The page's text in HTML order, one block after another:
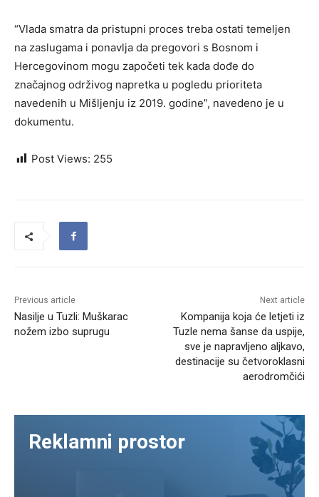
“Vlada smatra da pristupni proces treba ostati temeljen
na zaslugama i ponavlja da pregovori s Bosnom i
Hercegovinom mogu započeti tek kada dođe do
značajnog održivog napretka u pogledu prioriteta
navedenih u Mišljenju iz 2019. godine”, navedeno je u
dokumentu.
Post Views: 255
Previous article
Nasilje u Tuzli: Muškarac
nožem izbo suprugu
Next article
Kompanija koja će letjeti iz
Tuzle nema šanse da uspije,
sve je napravljeno aljkavo,
destinacije su četvoroklasni
aerodromčići
Reklamni prostor